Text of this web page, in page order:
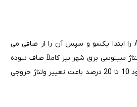
منابع تغذیه DC ، ولتاژ AC را ابتدا یکسو و سپس آن را از صافی می
سینوسی برق شهر نیز کاملاً صاف نبوده
و با افت و خیزهایی در حدود 10 تا 20 درصد باعث تغییر ولتاژ خروجی